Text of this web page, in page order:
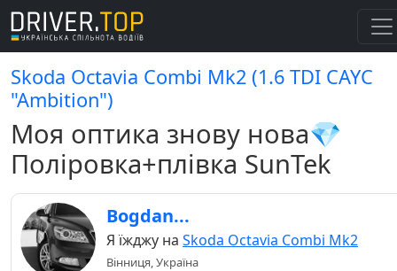
Skoda Octavia Combi Mk2 (1.6 TDI СAYC
"Ambition")
Моя оптика знову нова💎
Поліровка+плівка SunTek
Bogdan...
Я їжджу на Skoda Octavia Combi Mk2
Вінниця, Україна